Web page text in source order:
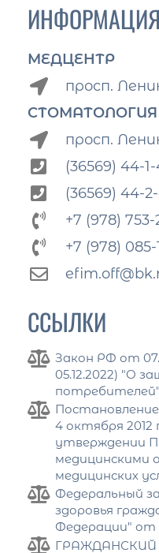
ИНФОРМАЦИЯ
МЕДЦЕНТР
просп.
СТОМАТОЛОГИЯ
просп.
(36569) 44-
(36569) 44-
+7 (978) 753-
+7 (978) 085-
ССЫЛКИ
Закон РФ от
05.12.2022) "О
потребителей"
4 октября 2012
утверждении
медицинскими
медицинских
Федеральный
здоровья
Федерации" от
ГРАЖДАНСКИЙ